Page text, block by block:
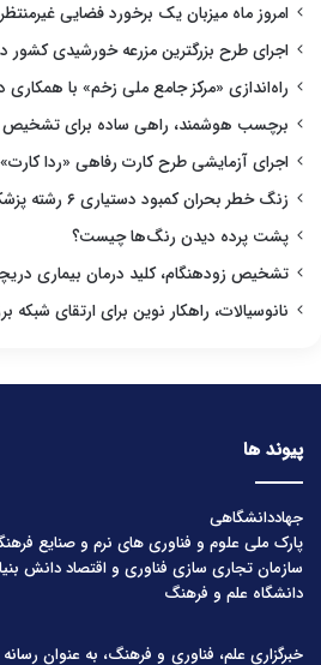
امروز ماه میزبان یک برخورد فضایی
اجرای طرح بزرگترین مزرعه خورشیدی کشور
راه‌اندازی «مرکز جامع ملی زخم» با همکاری
برچسب هوشمند، راهی ساده برای تشخیص
اجرای آزمایشی طرح کارت رفاهی «ردا کارت»
زنگ خطر بحران کمبود دستیاری ۶ رشته پزشکی
پشت پرده دیدن رنگ‌ها چیست؟
تشخیص زودهنگام، کلید درمان بیماری
نانوسیالات، راهکار نوین برای ارتقای شبکه
پیوند ها
جهاددانشگاهی
پارک ملی علوم و فناوری های نرم و صنایع
سازمان تجاری سازی فناوری و اقتصاد دانش
دانشگاه علم و فرهنگ
خبرگزاری علم، فناوری و فرهنگ، به عنوان